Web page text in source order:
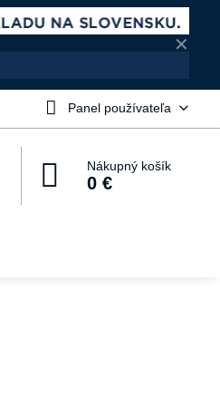
✕
Panel používateľa
Nákupný košík
0 €